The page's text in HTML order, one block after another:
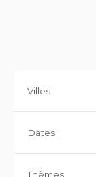
Villes
Dates
Thèmes